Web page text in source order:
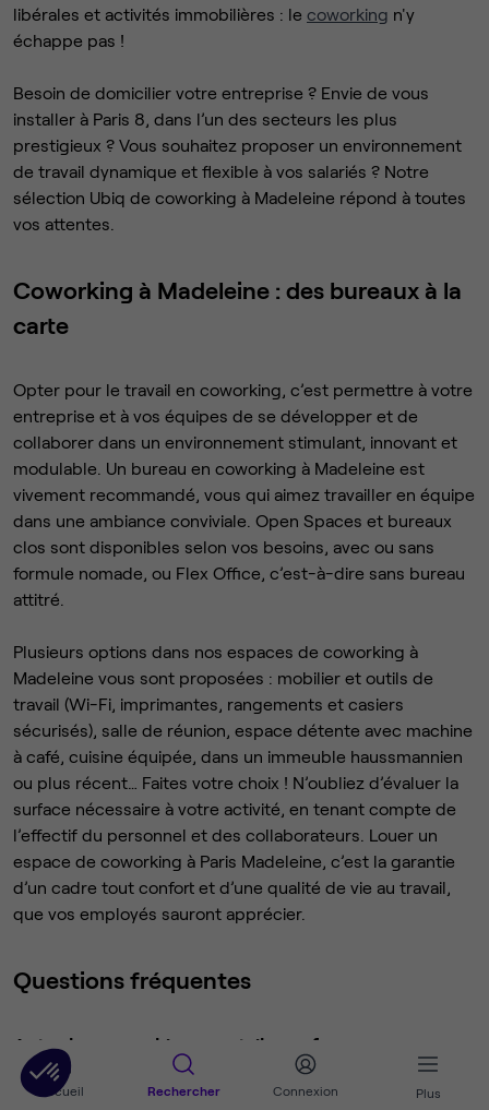
Accueil Rechercher Connexion Plus
libérales et activités immobilières : le coworking n'y
échappe pas !
Besoin de domicilier votre entreprise ? Envie de vous
installer à Paris 8, dans l’un des secteurs les plus
prestigieux ? Vous souhaitez proposer un environnement
de travail dynamique et flexible à vos salariés ? Notre
sélection Ubiq de coworking à Madeleine répond à toutes
vos attentes.
Coworking à Madeleine : des bureaux à la
carte
Opter pour le travail en coworking, c’est permettre à votre
entreprise et à vos équipes de se développer et de
collaborer dans un environnement stimulant, innovant et
modulable. Un bureau en coworking à Madeleine est
vivement recommandé, vous qui aimez travailler en équipe
dans une ambiance conviviale. Open Spaces et bureaux
clos sont disponibles selon vos besoins, avec ou sans
formule nomade, ou Flex Office, c’est-à-dire sans bureau
attitré.
Plusieurs options dans nos espaces de coworking à
Madeleine vous sont proposées : mobilier et outils de
travail (Wi-Fi, imprimantes, rangements et casiers
sécurisés), salle de réunion, espace détente avec machine
à café, cuisine équipée, dans un immeuble haussmannien
ou plus récent… Faites votre choix ! N’oubliez d’évaluer la
surface nécessaire à votre activité, en tenant compte de
l’effectif du personnel et des collaborateurs. Louer un
espace de coworking à Paris Madeleine, c’est la garantie
d’un cadre tout confort et d’une qualité de vie au travail,
que vos employés sauront apprécier.
Questions fréquentes
Actu : les coworkings sont-ils conformes aux
mesures sanitaires anti-Covid ?